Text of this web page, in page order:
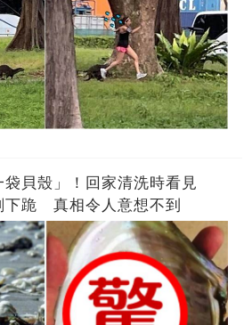
貝殼」！回家清洗時看見
下跪 真相令人意想不到